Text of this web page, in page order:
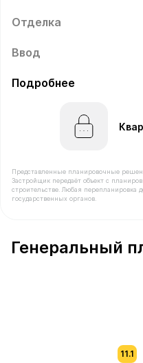
Отделка
Ввод
Подробнее
Представленные планировочные
Застройщик передаёт объект с
строительстве. Любая перепланировка
государственных органов.
Генеральный
11.1